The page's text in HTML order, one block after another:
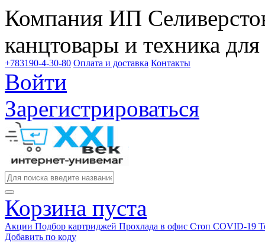
Компания ИП
канцтовары и техника
+783190-4-30-80 Оплата и доставка Контакты
Войти
Зарегистрироваться
Корзина пуста
Акции Подбор картриджей Прохлада в офис Стоп COVID-19
Добавить по коду